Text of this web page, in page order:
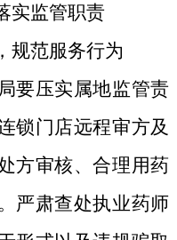
实监管职责
规范服务行为
局要压实属地监管责
锁门店远程审方及
方审核、合理 用药
严肃查处执业药师